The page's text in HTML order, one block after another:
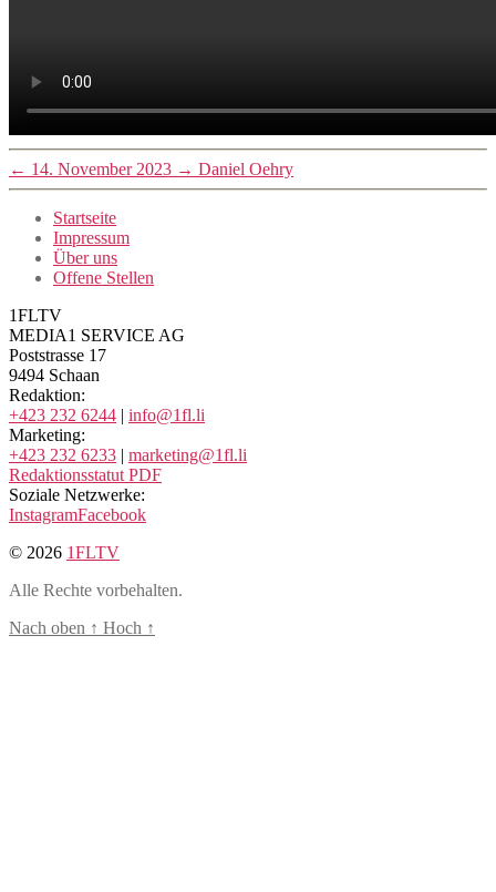
← 14. November 2023 → Daniel Oehry
Startseite
Impressum
Über uns
Offene Stellen
1FLTV
MEDIA1 SERVICE AG
Poststrasse 17
9494 Schaan
Redaktion:
+423 232 6244 | info@1fl.li
Marketing:
+423 232 6233 | marketing@1fl.li
Redaktionsstatut PDF
Soziale Netzwerke:
InstagramFacebook
© 2026 1FLTV
Alle Rechte vorbehalten.
Nach oben ↑ Hoch ↑